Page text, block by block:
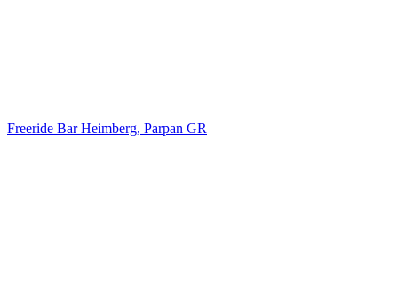
Freeride Bar Heimberg, Parpan GR